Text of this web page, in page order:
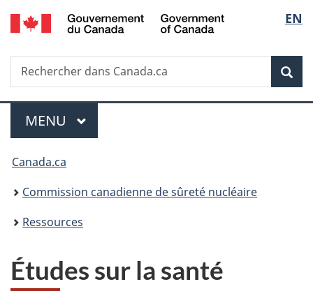
Passer
au
principal
de
la
EN
Recherche
Rechercher
dans
Menu
MENU PRINCIPAL
Vous
êtes
ici
Canada.ca
Commission canadienne de sûreté nucléaire
Ressources
Études sur la santé